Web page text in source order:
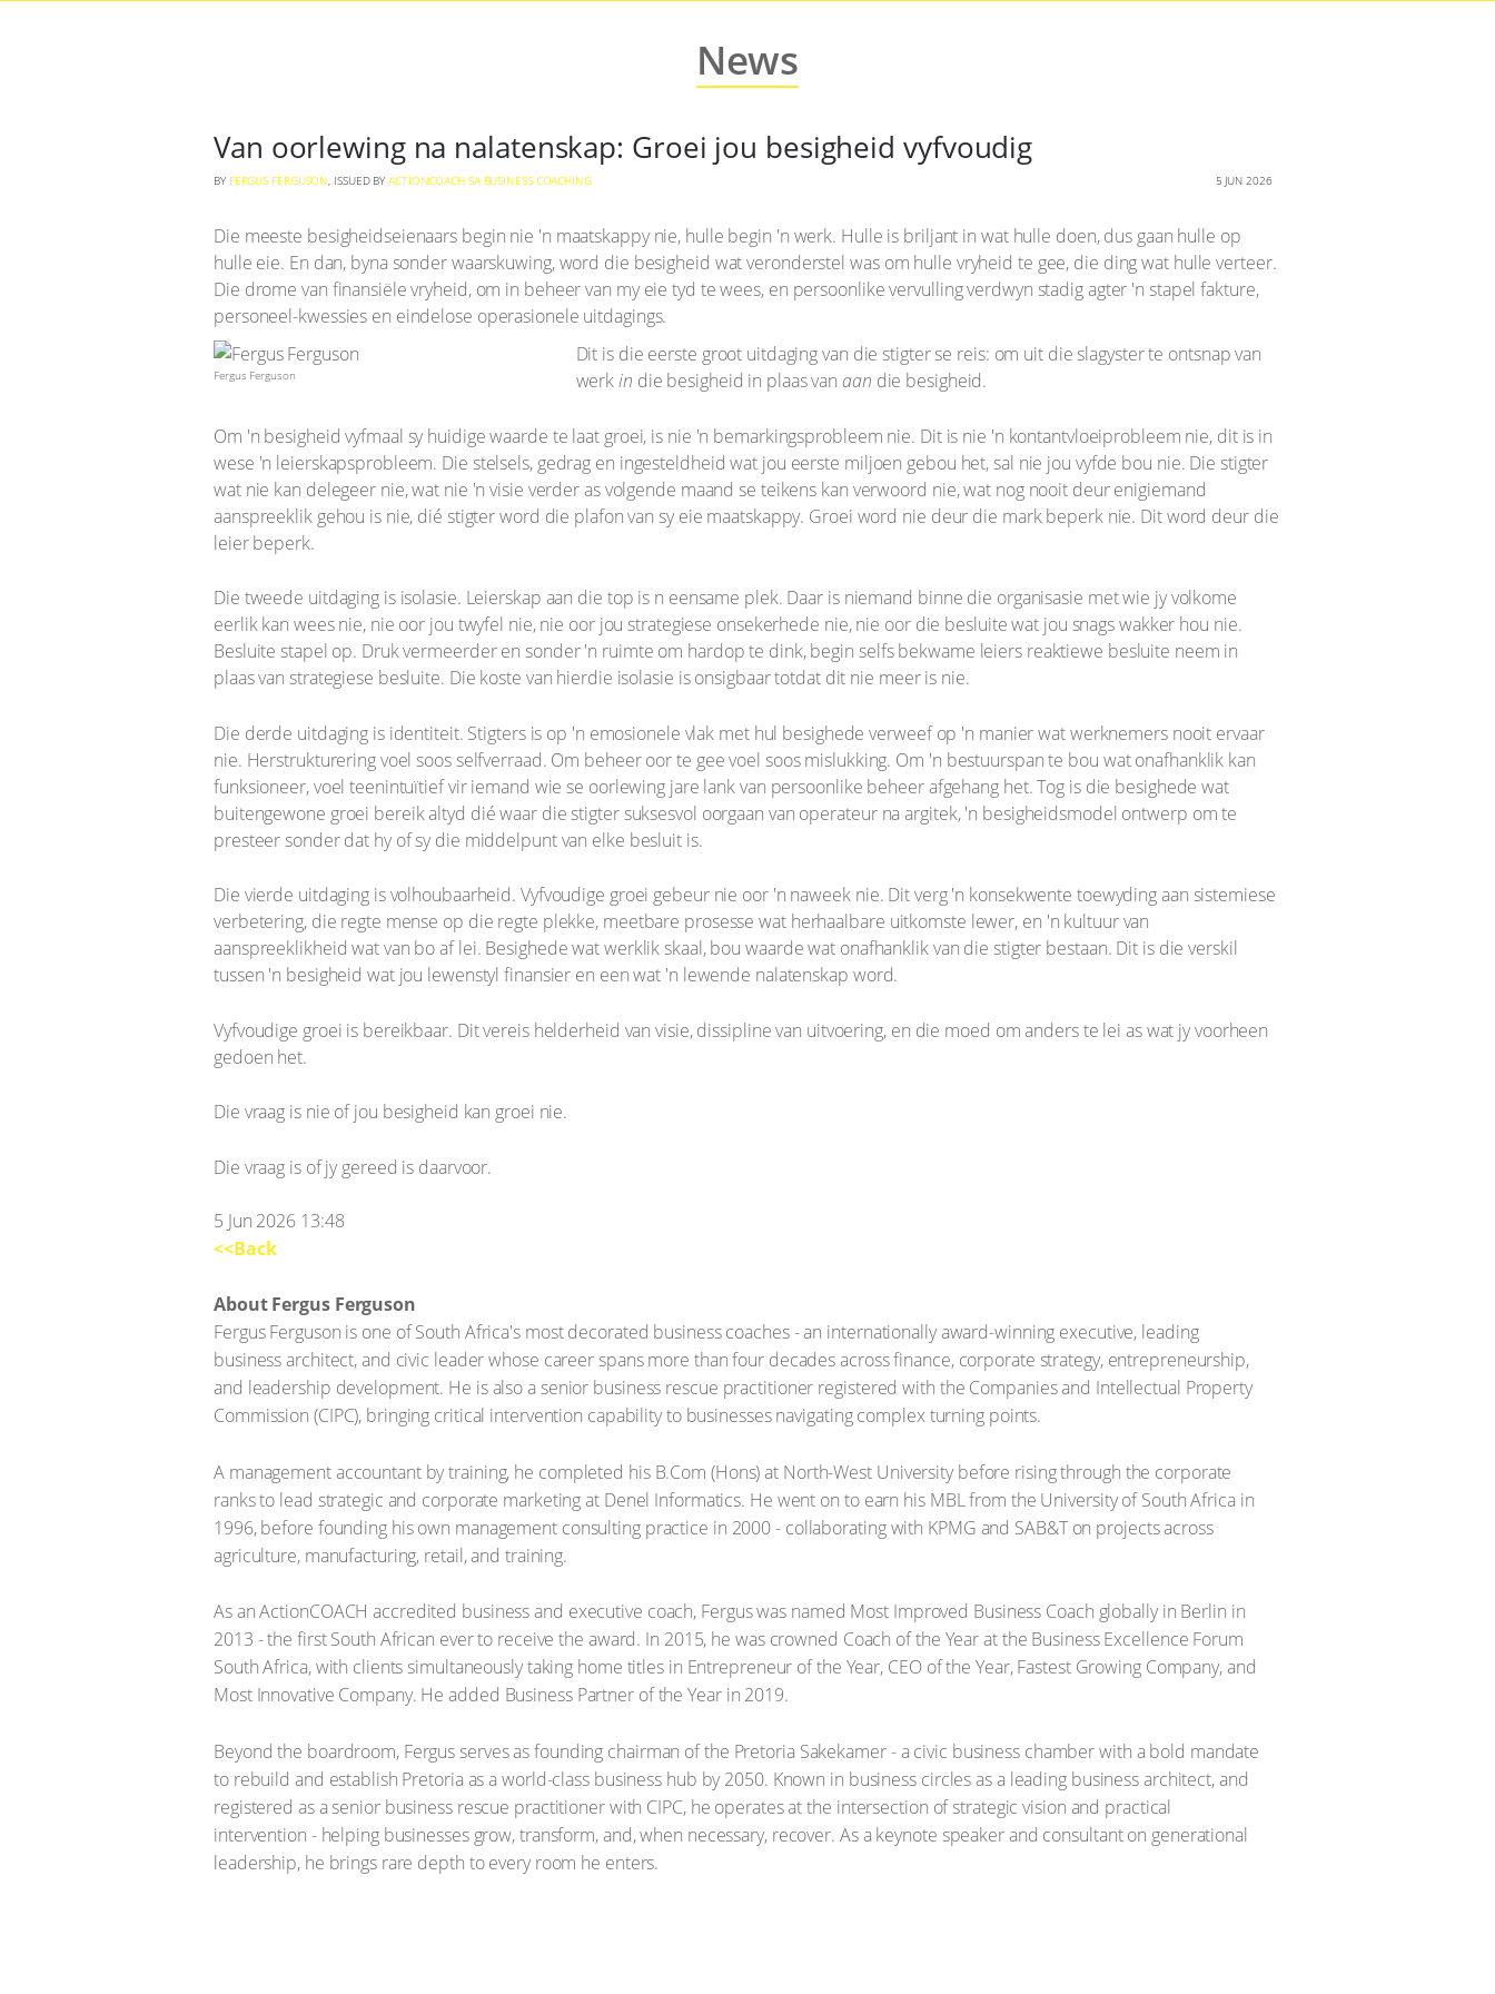
News
Van oorlewing na nalatenskap: Groei jou besigheid vyfvoudig
BY FERGUS FERGUSON, ISSUED BYACTIONCOACH SA BUSINESS COACHING 5 JUN 2026
Die meeste besigheidseienaars begin nie 'n maatskappy nie, hulle begin 'n werk. Hulle is briljant in wat hulle doen, dus gaan hulle op
hulle eie. En dan, byna sonder waarskuwing, word die besigheid wat veronderstel was om hulle vryheid te gee, die ding wat hulle verteer.
Die drome van finansiële vryheid, om in beheer van my eie tyd te wees, en persoonlike vervulling verdwyn stadig agter 'n stapel fakture,
personeel-kwessies en eindelose operasionele uitdagings.
Fergus Ferguson
Dit is die eerste groot uitdaging van die stigter se reis: om uit die slagyster te ontsnap van
werkin die besigheid in plaas vanaan die besigheid.
Om 'n besigheid vyfmaal sy huidige waarde te laat groei, is nie 'n bemarkingsprobleem nie. Dit is nie 'n kontantvloeiprobleem nie, dit is in
wese 'n leierskapsprobleem. Die stelsels, gedrag en ingesteldheid wat jou eerste miljoen gebou het, sal nie jou vyfde bou nie. Die stigter
wat nie kan delegeer nie, wat nie 'n visie verder as volgende maand se teikens kan verwoord nie, wat nog nooit deur enigiemand
aanspreeklik gehou is nie, dié stigter word die plafon van sy eie maatskappy. Groei word nie deur die mark beperk nie. Dit word deur die
leier beperk.
Die tweede uitdaging is isolasie. Leierskap aan die top is n eensame plek. Daar is niemand binne die organisasie met wie jy volkome
eerlik kan wees nie, nie oor jou twyfel nie, nie oor jou strategiese onsekerhede nie, nie oor die besluite wat jou snags wakker hou nie.
Besluite stapel op. Druk vermeerder en sonder 'n ruimte om hardop te dink, begin selfs bekwame leiers reaktiewe besluite neem in
plaas van strategiese besluite. Die koste van hierdie isolasie is onsigbaar totdat dit nie meer is nie.
Die derde uitdaging is identiteit. Stigters is op 'n emosionele vlak met hul besighede verweef op 'n manier wat werknemers nooit ervaar
nie. Herstrukturering voel soos selfverraad. Om beheer oor te gee voel soos mislukking. Om 'n bestuurspan te bou wat onafhanklik kan
funksioneer, voel teenintuïtief vir iemand wie se oorlewing jare lank van persoonlike beheer afgehang het. Tog is die besighede wat
buitengewone groei bereik altyd dié waar die stigter suksesvol oorgaan van operateur na argitek, 'n besigheidsmodel ontwerp om te
presteer sonder dat hy of sy die middelpunt van elke besluit is.
Die vierde uitdaging is volhoubaarheid. Vyfvoudige groei gebeur nie oor 'n naweek nie. Dit verg 'n konsekwente toewyding aan sistemiese
verbetering, die regte mense op die regte plekke, meetbare prosesse wat herhaalbare uitkomste lewer, en 'n kultuur van
aanspreeklikheid wat van bo af lei. Besighede wat werklik skaal, bou waarde wat onafhanklik van die stigter bestaan. Dit is die verskil
tussen 'n besigheid wat jou lewenstyl finansier en een wat 'n lewende nalatenskap word.
Vyfvoudige groei is bereikbaar. Dit vereis helderheid van visie, dissipline van uitvoering, en die moed om anders te lei as wat jy voorheen
gedoen het.
Die vraag is nie of jou besigheid kan groei nie.
Die vraag is of jy gereed is daarvoor.
5 Jun 2026 13:48
<<Back
About Fergus Ferguson
Fergus Ferguson is one of South Africa's most decorated business coaches - an internationally award-winning executive, leading
business architect, and civic leader whose career spans more than four decades across finance, corporate strategy, entrepreneurship,
and leadership development. He is also a senior business rescue practitioner registered with the Companies and Intellectual Property
Commission (CIPC), bringing critical intervention capability to businesses navigating complex turning points.
A management accountant by training, he completed his B.Com (Hons) at North-West University before rising through the corporate
ranks to lead strategic and corporate marketing at Denel Informatics. He went on to earn his MBL from the University of South Africa in
1996, before founding his own management consulting practice in 2000 - collaborating with KPMG and SAB&T on projects across
agriculture, manufacturing, retail, and training.
As an ActionCOACH accredited business and executive coach, Fergus was named Most Improved Business Coach globally in Berlin in
2013 - the first South African ever to receive the award. In 2015, he was crowned Coach of the Year at the Business Excellence Forum
South Africa, with clients simultaneously taking home titles in Entrepreneur of the Year, CEO of the Year, Fastest Growing Company, and
Most Innovative Company. He added Business Partner of the Year in 2019.
Beyond the boardroom, Fergus serves as founding chairman of the Pretoria Sakekamer - a civic business chamber with a bold mandate
to rebuild and establish Pretoria as a world-class business hub by 2050. Known in business circles as a leading business architect, and
registered as a senior business rescue practitioner with CIPC, he operates at the intersection of strategic vision and practical
intervention - helping businesses grow, transform, and, when necessary, recover. As a keynote speaker and consultant on generational
leadership, he brings rare depth to every room he enters.